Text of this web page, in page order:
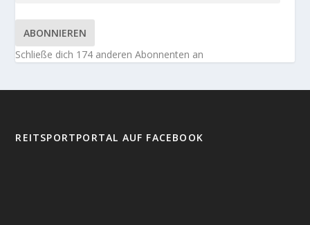
ABONNIEREN
Schließe dich 174 anderen Abonnenten an
REITSPORTPORTAL AUF FACEBOOK